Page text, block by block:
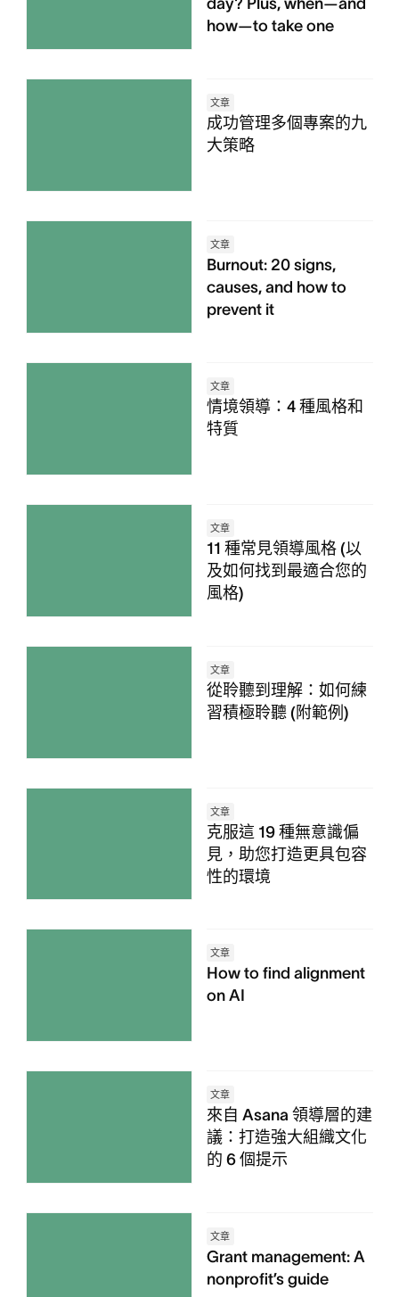
day? Plus, when—and
how—to take one
文章
成功管理多個專案的九
大策略
文章
Burnout: 20 signs,
causes, and how to
prevent it
文章
情境領導：4 種風格和
特質
文章
11 種常見領導風格 (以
及如何找到最適合您的
風格)
文章
從聆聽到理解：如何練
習積極聆聽 (附範例)
文章
克服這 19 種無意識偏
見，助您打造更具包容
性的環境
文章
How to find alignment
on AI
文章
來自 Asana 領導層的建
議：打造強大組織文化
的 6 個提示
文章
Grant management: A
nonprofit’s guide